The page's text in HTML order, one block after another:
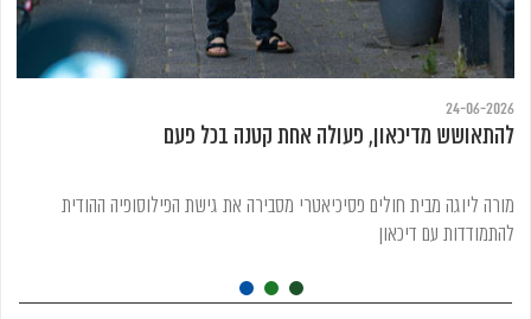
24-06-2026
להתאושש מדיכאון, פעולה אחת קטנה בכל פעם
מורה ליוגה מבית חולים פסיכיאטרי מסבירה את גישת הפילוסופיה ההודית
להתמודדות עם דיכאון